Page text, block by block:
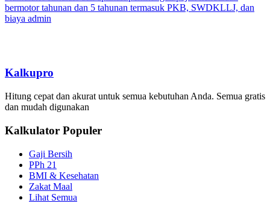
bermotor tahunan dan 5 tahunan termasuk PKB, SWDKLLJ, dan
biaya admin
Kalkupro
Hitung cepat dan akurat untuk semua kebutuhan Anda. Semua gratis
dan mudah digunakan
Kalkulator Populer
Gaji Bersih
PPh 21
BMI & Kesehatan
Zakat Maal
Lihat Semua